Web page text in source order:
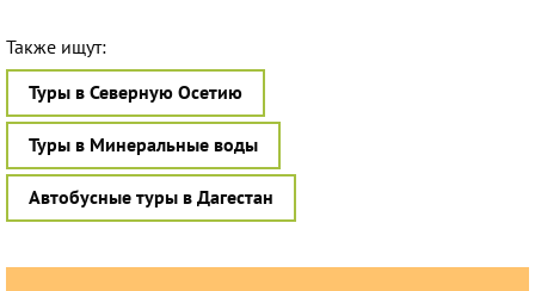
Также ищут:
Туры в Северную Осетию
Туры в Минеральные воды
Автобусные туры в Дагестан